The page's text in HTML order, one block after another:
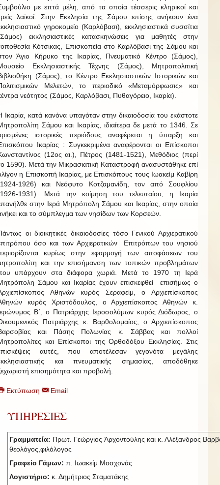
με επτά μέλη, από τα οποία τέσσερις κληρικοί και
λαϊκοί. Στην Εκκλησία της Σάμου επίσης ανήκουν ένα
γηροκομείο (Καρλόβασι), εκκλησιαστικά συσσίτια
εκκλησιαστικές κατασκηνώσεις για μαθητές στην
Κότσικας, Επισκοπεία στο Καρλόβασι της Σάμου και
Άγιο Κήρυκο της Ικαρίας, Πνευματικό Κέντρο (Σάμος),
Εκκλησιαστικής Τέχνης (Σάμος), Μητροπολιτική
(Σάμος), το Κέντρο Εκκλησιαστικών Ιστορικών και
Μελετών, το περιοδικό «Μεταμόρφωσις» και
νεότητος (Σάμος, Καρλόβασι, Πυθαγόρειο, Ικαρία).
Ικαρία, κατά κανόνα υπαγόταν στην δικαιοδοσία του εκάστοτε
Σάμου και Ικαρίας, ιδιαίτερα δε μετά το 1346. Σε
ιστορικές περιόδους αναφέρεται η ύπαρξη και
Ικαρίας : Συγκεκριμένα αναφέρονται οι Επίσκοποι
(12ος αι.), Πέτρος (1481-1521), Μεθόδιος (περί
1590). Μετά την Μικρασιατική Καταστροφή ανασυστάθηκε επί
η Επισκοπή Ικαρίας, με Επισκόπους τους Ιωακείμ Καβίρη
1926) και Νεόφυτο Κοτζαμανίδη, τον από Σουφλίου
1931). Μετά την κοίμηση του τελευταίου, η Ικαρία
στην Ιερά Μητρόπολη Σάμου και Ικαρίας, στην οποία
και το σύμπλεγμα των νησίδων των Κορσεών.
οι διοικητικές δικαιοδοσίες τόσο Γενικού Αρχιερατικού
όσο και των Αρχιερατικών Επιτρόπων του νησιού
κυρίως στην εφαρμογή των αποφάσεων του
και την επισήμανση των τοπικών προβλημάτων
υπάρχουν στα διάφορα χωριά. Μετά το 1970 τη Ιερά
Σάμου και Ικαρίας έχουν επισκεφθεί επισήμως ο
Αθηνών κυρός Σεραφείμ, ο Αρχιεπίσκοπος
κυρός Χριστόδουλος, ο Αρχιεπίσκοπος Αθηνών κ.
Β΄, ο Πατριάρχης Ιεροσολύμων κυρός Διόδωρος, ο
Πατριάρχης κ. Βαρθολομαίος, ο Αρχιεπίσκοπος
και Πάσης Πολωνίας κ. Σάββας και πολλοί
και Επίσκοποι της Ορθοδόξου Εκκλησίας. Στις
αυτές, που αποτέλεσαν γεγονότα μεγάλης
και πνευματικής σημασίας, αποδόθηκε
επισημότητα και προβολή.
Εκτύπωση Email
ΥΠΗΡΕΣΙΕΣ
Γραμματεία: Πρωτ. Γεώργιος Ἀρχοντούλης και κ. Αλέξανδρος
θεολόγος,φιλόλογος
Γραφείο Γάμων: π. Ιωακείμ Μοσχονάς
Λογιστήριο: κ. Δημήτριος Σταματάκης